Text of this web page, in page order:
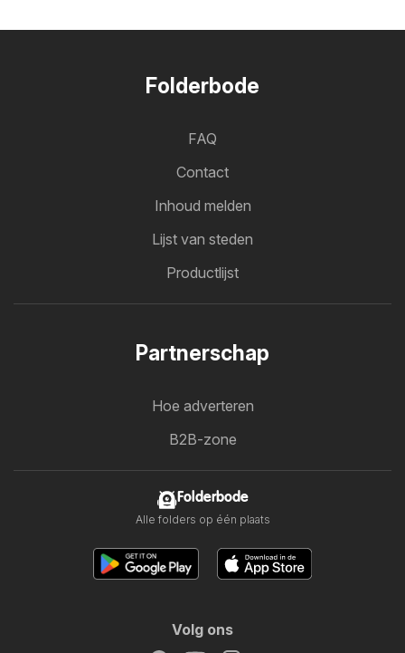
Folderbode
FAQ
Contact
Inhoud melden
Lijst van steden
Productlijst
Partnerschap
Hoe adverteren
B2B-zone
Folderbode
Alle folders op één plaats
Volg ons